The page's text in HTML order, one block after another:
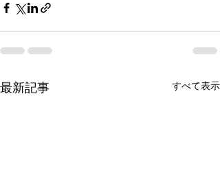
最新記事 すべて表示